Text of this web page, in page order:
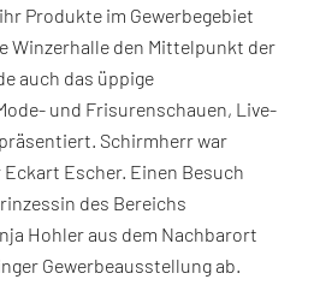
Produkte im Gewerbegebiet
Winzerhalle den Mittelpunkt der
auch das üppige
und Frisurenschauen, Live-
Schirmherr war
Escher. Einen Besuch
des Bereichs
Hohler aus dem Nachbarort
Gewerbeausstellung ab.